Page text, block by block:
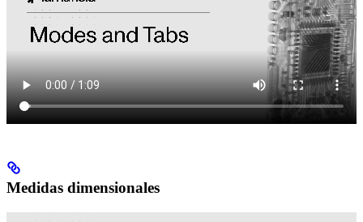
Medidas dimensionales